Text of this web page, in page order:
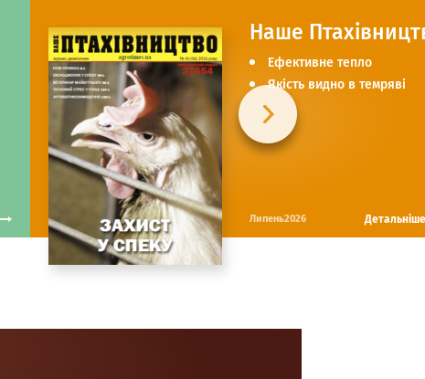
Наше
Ефективне тепло
Якість видно в темряві
Липень2026 Детальніше